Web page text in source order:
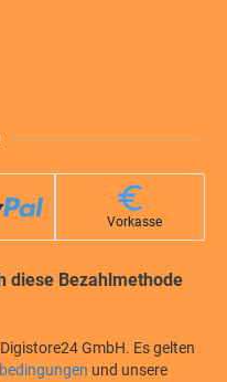
Vorkasse
diese Bezahlmethode
GmbH. Es gelten
und unsere